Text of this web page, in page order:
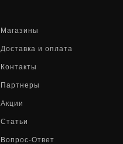
Магазины
Доставка и оплата
Контакты
Партнеры
Акции
Статьи
Вопрос-Ответ